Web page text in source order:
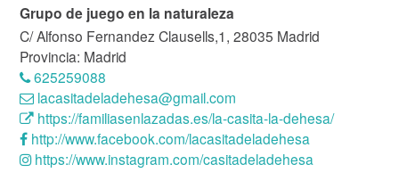
Grupo de juego en la naturaleza
C/ Alfonso Fernandez Clausells,1, 28035 Madrid
Provincia: Madrid
625259088
lacasitadeladehesa@gmail.com
https://familiasenlazadas.es/la-casita-la-dehesa/
http://www.facebook.com/lacasitadeladehesa
https://www.instagram.com/casitadeladehesa